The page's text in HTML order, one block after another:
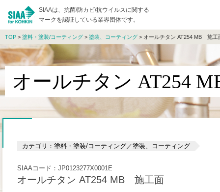
SIAAは、抗菌/防カビ/抗ウイルスに関する
マークを認証している業界団体です。
TOP > 塗料・塗装/コーティング > 塗装、コーティング > オールチタン AT254 MB 施工
オールチタン AT254
カテゴリ：塗料・塗装/コーティング／塗装、コーティング
SIAAコード：JP0123277X0001E
オールチタン AT254 MB 施工面